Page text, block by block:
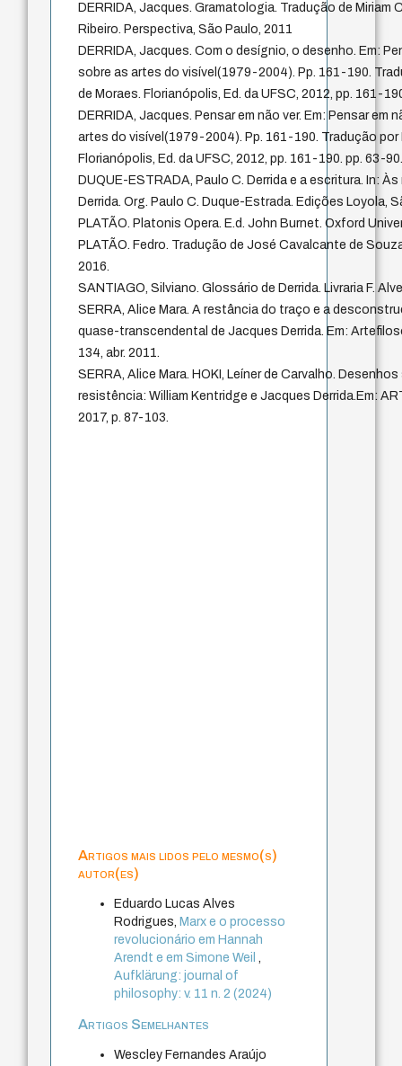
DERRIDA, Jacques. Gramatologia. Tradução de Miriam
Ribeiro. Perspectiva, São Paulo, 2011
DERRIDA, Jacques. Com o desígnio, o desenho. Em:
sobre as artes do visível(1979-2004). Pp. 161-190.
de Moraes. Florianópolis, Ed. da UFSC, 2012, pp. 161-
DERRIDA, Jacques. Pensar em não ver. Em: Pensar em
artes do visível(1979-2004). Pp. 161-190. Tradução
Florianópolis, Ed. da UFSC, 2012, pp. 161-190. pp. 63-
DUQUE-ESTRADA, Paulo C. Derrida e a escritura. In:
Derrida. Org. Paulo C. Duque-Estrada. Edições Loyola,
PLATÃO. Platonis Opera. E.d. John Burnet. Oxford
PLATÃO. Fedro. Tradução de José Cavalcante de
2016.
SANTIAGO, Silviano. Glossário de Derrida. Livraria F.
SERRA, Alice Mara. A restância do traço e a
quase-transcendental de Jacques Derrida. Em:
134, abr. 2011.
SERRA, Alice Mara. HOKI, Leíner de Carvalho.
resistência: William Kentridge e Jacques Derrida.Em:
2017, p. 87-103.
Artigos mais lidos pelo mesmo(s)
autor(es)
Eduardo Lucas Alves
Rodrigues, Marx e o processo
revolucionário em Hannah
Arendt e em Simone Weil,
Aufklärung: journal of
philosophy: v. 11 n. 2 (2024)
Artigos Semelhantes
Wescley Fernandes Araújo